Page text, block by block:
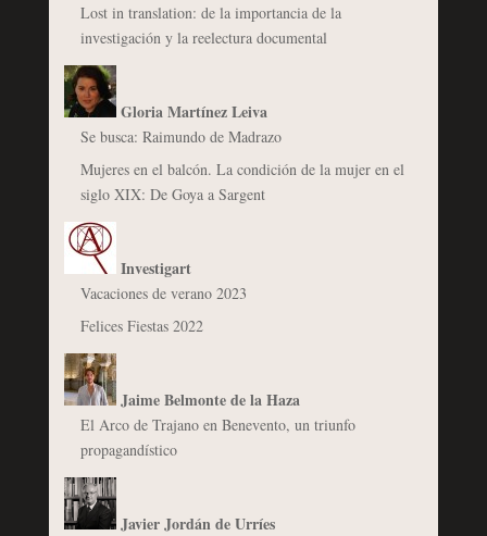
Lost in translation: de la importancia de la
investigación y la reelectura documental
Gloria Martínez Leiva
Se busca: Raimundo de Madrazo
Mujeres en el balcón. La condición de la mujer en el
siglo XIX: De Goya a Sargent
Investigart
Vacaciones de verano 2023
Felices Fiestas 2022
Jaime Belmonte de la Haza
El Arco de Trajano en Benevento, un triunfo
propagandístico
Javier Jordán de Urríes